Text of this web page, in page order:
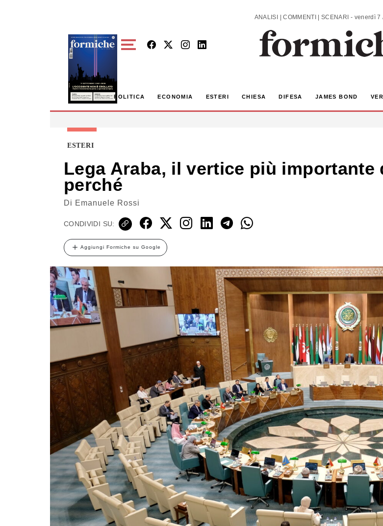
ANALISI | COMMENTI |
POLITICA ECONOMIA ESTERI CHIESA DIFESA JAMES BOND
ESTERI
Lega Araba, il vertice più importante
perché
Di Emanuele Rossi
CONDIVIDI SU:
Aggiungi Formiche su Google